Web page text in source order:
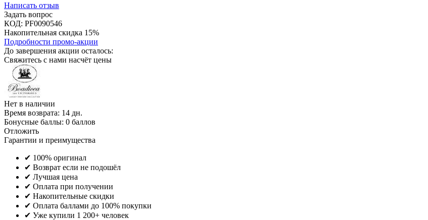
Написать отзыв
Задать вопрос
КОД: PF0090546
Накопительная скидка 15%
Подробности промо-акции
До завершения акции осталось:
Свяжитесь с нами насчёт цены
Нет в наличии
Время возврата: 14 дн.
Бонусные баллы: 0 баллов
Отложить
Гарантии и преимущества
✔ 100% оригинал
✔ Возврат если не подошёл
✔ Лучшая цена
✔ Оплата при получении
✔ Накопительные скидки
✔ Оплата баллами до 100% покупки
✔ Уже купили 1 200+ человек